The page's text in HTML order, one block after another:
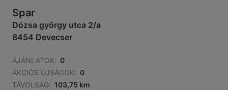
Spar
Dózsa györgy utca 2/a
8454 Devecser
AJÁNLATOK: 0
AKCIÓS ÚJSÁGOK: 0
TÁVOLSÁG: 103,75 km